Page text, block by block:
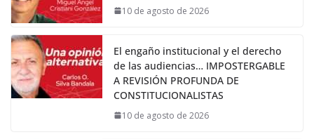
10 de agosto de 2026
El engaño institucional y el derecho
de las audiencias… IMPOSTERGABLE
A REVISIÓN PROFUNDA DE
CONSTITUCIONALISTAS
10 de agosto de 2026